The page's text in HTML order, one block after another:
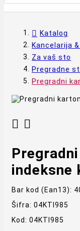
Katalog
Kancelarija
Za vaš sto
Pregradne
Pregradni
 
indeksne
Bar kod (Ean13):
Šifra: 04KTI985
Kod: 04KTI985